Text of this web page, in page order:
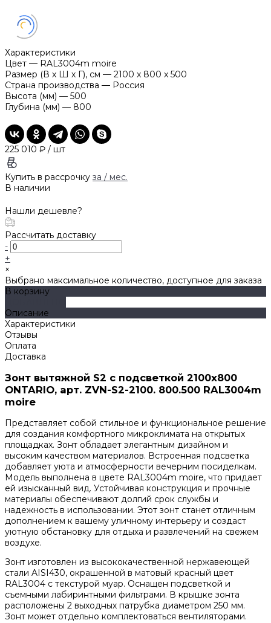
Характеристики
Цвет — RAL3004m moire
Размер (В х Ш х Г), см — 2100 x 800 x 500
Страна производства — Россия
Высота (мм) — 500
Глубина (мм) — 800
225 010 ₽ / шт
Купить в рассрочку за / мес.
В наличии
Нашли дешевле?
Рассчитать доставку
-
+
×
Выбрано максимальное количество, доступное для заказа
В корзину
Описание
Характеристики
Отзывы
Оплата
Доставка
Зонт вытяжной S2 с подсветкой 2100х800
ONTARIO, арт. ZVN-S2-2100. 800.500 RAL3004m
moire
Представляет собой стильное и функциональное решение
для создания комфортного микроклимата на открытых
площадках. Зонт обладает элегантным дизайном и
высоким качеством материалов. Встроенная подсветка
добавляет уюта и атмосферности вечерним посиделкам.
Модель выполнена в цвете RAL3004m moire, что придает
ей изысканный вид. Устойчивая конструкция и прочные
материалы обеспечивают долгий срок службы и
надежность в использовании. Этот зонт станет отличным
дополнением к вашему уличному интерьеру и создаст
уютную обстановку для отдыха и развлечений на свежем
воздухе.
Зонт изготовлен из высококачественной нержавеющей
стали AISI430, окрашенной в матовый красный цвет
RAL3004 с текстурой муар. Оснащен подсветкой и
съемными лабиринтными фильтрами. В крышке зонта
расположены 2 выходных патрубка диаметром 250 мм.
Зонт может отдельно комплектоваться вентиляторами.